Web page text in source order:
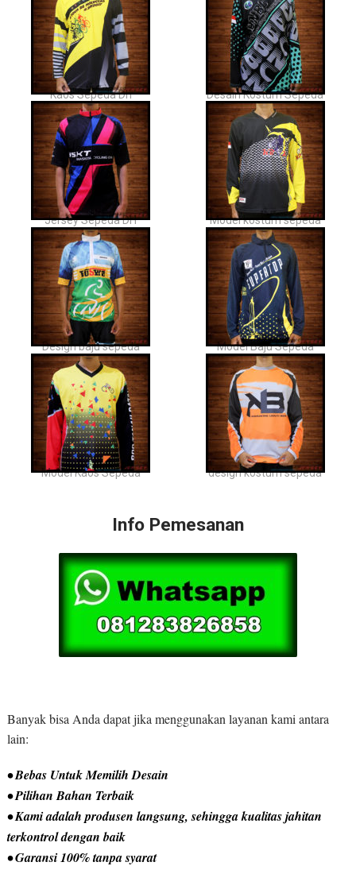
Kaos Sepeda Dh Desain Kostum Sepeda
Jersey Sepeda DH Model kostum sepeda
Design baju sepeda Model Baju Sepeda
Model Kaos Sepeda design kostum sepeda
Info Pemesanan
Banyak bisa Anda dapat jika menggunakan layanan kami antara
lain:
• Bebas Untuk Memilih Desain
• Pilihan Bahan Terbaik
• Kami adalah produsen langsung, sehingga kualitas jahitan
terkontrol dengan baik
• Garansi 100% tanpa syarat